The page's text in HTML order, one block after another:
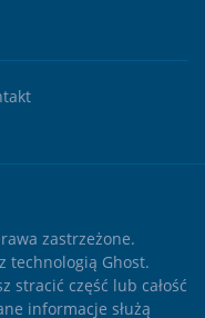
zastrzeżone.
z technologią Ghost.
stracić część lub całość
informacje służą